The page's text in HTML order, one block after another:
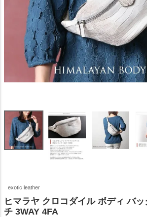
exotic leather
ヒマラヤ クロコダイル ボディ バ
チ 3WAY 4FA